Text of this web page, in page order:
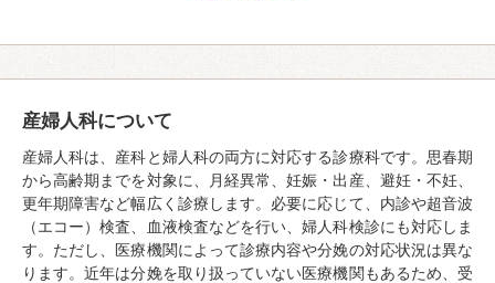
産婦人科について
産婦人科は、産科と婦人科の両方に対応する診療科です。思春期
から高齢期までを対象に、月経異常、妊娠・出産、避妊・不妊、
更年期障害など幅広く診療します。必要に応じて、内診や超音波
（エコー）検査、血液検査などを行い、婦人科検診にも対応しま
す。ただし、医療機関によって診療内容や分娩の対応状況は異な
ります。近年は分娩を取り扱っていない医療機関もあるため、受